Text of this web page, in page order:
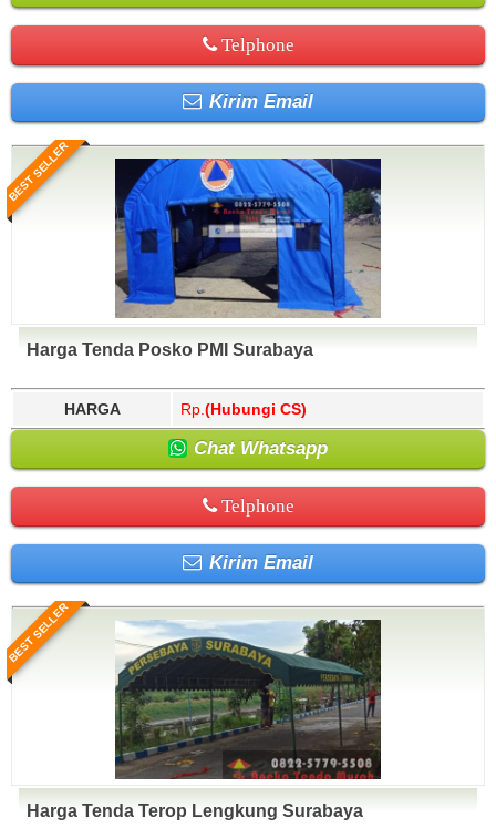
Telphone
Kirim Email
BEST SELLER
Harga Tenda Posko PMI Surabaya
HARGA Rp. (Hubungi CS)
Chat Whatsapp
Telphone
Kirim Email
BEST SELLER
Harga Tenda Terop Lengkung Surabaya